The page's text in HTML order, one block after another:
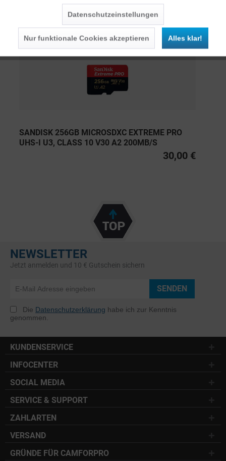
SANDISK 256GB MICROSDXC EXTREME PRO
UHS-I U3, CLASS 10 V30 A2 200MB/S
30,00 €
NEWSLETTER
Jetzt anmelden und 10 € Gutschein sichern
SENDEN
Die Datenschutzerklärung habe ich zur Kenntnis
genommen.
KUNDENSERVICE
INFOCENTER
SOCIAL MEDIA
SERVICE & SUPPORT
ZAHLARTEN
VERSAND
GRÜNDE FÜR CAMFORPRO
Datenschutzeinstellungen
Nur funktionale Cookies akzeptieren Alles klar!